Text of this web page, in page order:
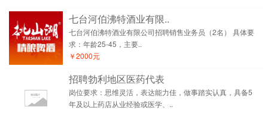
七台河伯沸特酒业有限..
七台河伯沸特酒业有限公司招聘销售业务员（2名） 具体要
求：年龄25-45，主要..
￥2000元
招聘勃利地区医药代表
岗位要求：思维灵活，表达能力佳，做事踏实认真，具备5
年及以上药店从业经验或医学、..